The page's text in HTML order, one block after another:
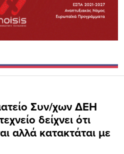
Συν/χων ΔΕΗ
δείχνει ότι
αλλά κατακτάται με